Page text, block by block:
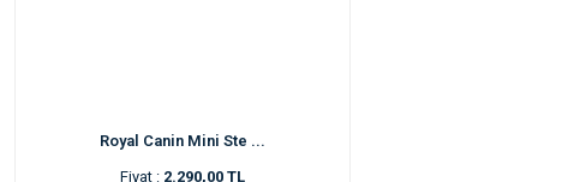
Royal Canin Mini Ste ...
Fiyat : 2.290,00 TL